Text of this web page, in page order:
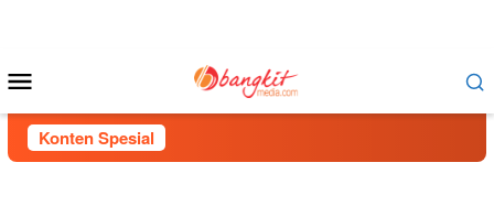
Mobile
Konten Spesial